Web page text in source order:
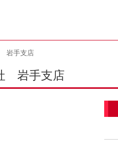
岩手支店
岩手支店